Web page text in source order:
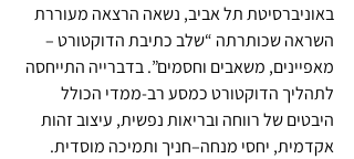
באוניברסיטת תל אביב, נשאה הרצאה מעוררת
השראה שכותרתה “שלב כתיבת הדוקטורט –
מאפיינים, משאבים וחסמים”. בדברייה התייחסה
לתהליך הדוקטורט כמסע רב-ממדי הכולל
היבטים של רווחה ובריאות נפשית, עיצוב זהות
אקדמית, יחסי מנחה–חניך ותמיכה מוסדית.